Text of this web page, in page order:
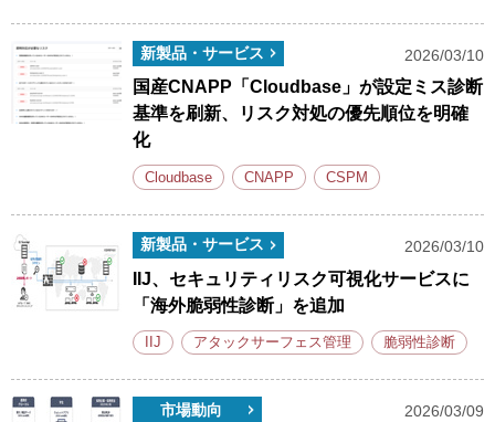
新製品・サービス 2026/03/10
国産CNAPP「Cloudbase」が設定ミス診断
基準を刷新、リスク対処の優先順位を明確
化
Cloudbase CNAPP CSPM
新製品・サービス 2026/03/10
IIJ、セキュリティリスク可視化サービスに
「海外脆弱性診断」を追加
IIJ アタックサーフェス管理 脆弱性診断
市場動向 2026/03/09